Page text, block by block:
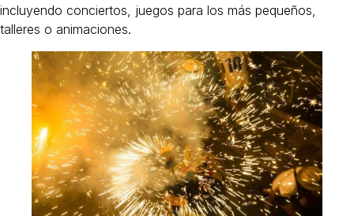
incluyendo conciertos, juegos para los más pequeños,
talleres o animaciones.